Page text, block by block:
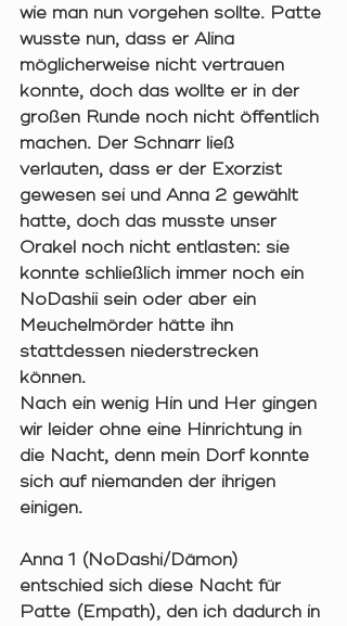
wie man nun vorgehen sollte. Patte
wusste nun, dass er Alina
möglicherweise nicht vertrauen
konnte, doch das wollte er in der
großen Runde noch nicht öffentlich
machen. Der Schnarr ließ
verlauten, dass er der Exorzist
gewesen sei und Anna 2 gewählt
hatte, doch das musste unser
Orakel noch nicht entlasten: sie
konnte schließlich immer noch ein
NoDashii sein oder aber ein
Meuchelmörder hätte ihn
stattdessen niederstrecken
können.
Nach ein wenig Hin und Her gingen
wir leider ohne eine Hinrichtung in
die Nacht, denn mein Dorf konnte
sich auf niemanden der ihrigen
einigen.
Anna 1 (NoDashi/Dämon)
entschied sich diese Nacht für
Patte (Empath), den ich dadurch in